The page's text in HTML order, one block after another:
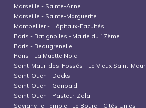
Marseille - Sainte-Anne
Marseille - Sainte-Marguerite
Montpellier- Hôpitaux-Facultés
Paris - Batignolles - Mairie du 17ème
Paris - Beaugrenelle
Paris - La Muette Nord
Saint-Maur-des-Fossés - Le Vieux Saint-Maur
Saint-Ouen - Docks
Saint-Ouen - Garibaldi
Saint-Ouen - Pasteur-Zola
Savigny-le-Temple - Le Bourg - Cités Unies